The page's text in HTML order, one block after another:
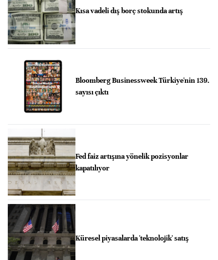
Kısa vadeli dış borç stokunda artış
Bloomberg Businessweek Türkiye'nin 139.
sayısı çıktı
Fed faiz artışına yönelik pozisyonlar
kapatılıyor
Küresel piyasalarda 'teknolojik' satış